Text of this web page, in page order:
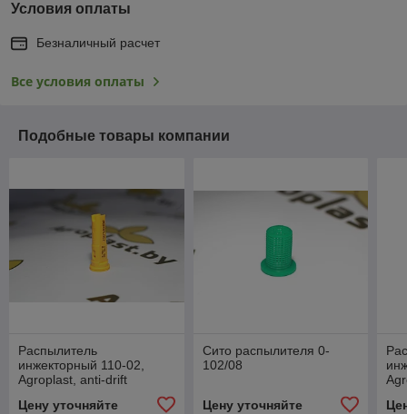
Условия оплаты
Безналичный расчет
Все условия оплаты
Подобные товары компании
Распылитель
инжекторный 110-02,
Agroplast, anti-drift
Цену уточняйте
Сито распылителя 0-
102/08
Цену уточняйте